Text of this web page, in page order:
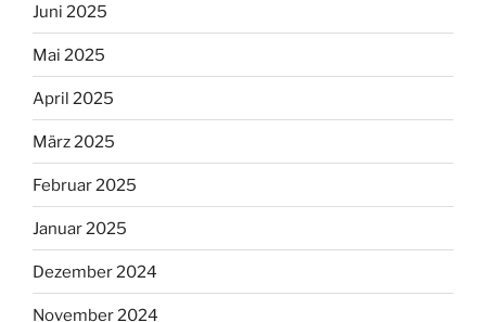
Juni 2025
Mai 2025
April 2025
März 2025
Februar 2025
Januar 2025
Dezember 2024
November 2024